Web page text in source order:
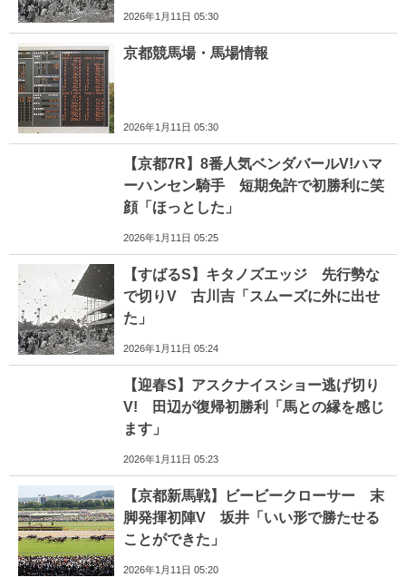
2026年1月11日 05:30
京都競馬場・馬場情報
2026年1月11日 05:30
【京都7R】8番人気ベンダバールV!ハマ
ーハンセン騎手 短期免許で初勝利に笑
顔「ほっとした」
2026年1月11日 05:25
【すばるS】キタノズエッジ 先行勢な
で切りV 古川吉「スムーズに外に出せ
た」
2026年1月11日 05:24
【迎春S】アスクナイスショー逃げ切り
V! 田辺が復帰初勝利「馬との縁を感じ
ます」
2026年1月11日 05:23
【京都新馬戦】ビービークローサー 末
脚発揮初陣V 坂井「いい形で勝たせる
ことができた」
2026年1月11日 05:20